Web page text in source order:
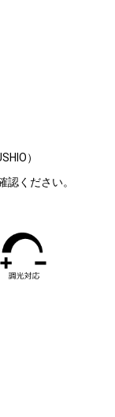
）
認ください。